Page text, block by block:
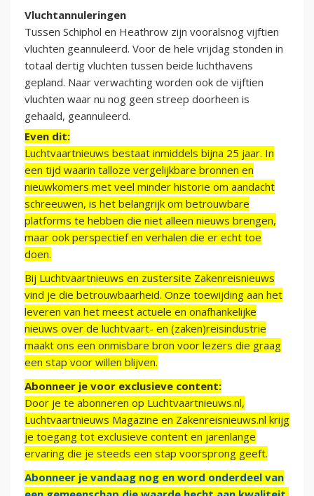
Vluchtannuleringen
Tussen Schiphol en Heathrow zijn vooralsnog vijftien
vluchten geannuleerd. Voor de hele vrijdag stonden in
totaal dertig vluchten tussen beide luchthavens
gepland. Naar verwachting worden ook de vijftien
vluchten waar nu nog geen streep doorheen is
gehaald, geannuleerd.
Even dit:
Luchtvaartnieuws bestaat inmiddels bijna 25 jaar. In
een tijd waarin talloze vergelijkbare bronnen en
nieuwkomers met veel minder historie om aandacht
schreeuwen, is het belangrijk om betrouwbare
platforms te hebben die niet alleen nieuws brengen,
maar ook perspectief en verhalen die er echt toe
doen.
Bij Luchtvaartnieuws en zustersite Zakenreisnieuws
vind je die betrouwbaarheid. Onze toewijding aan het
leveren van het meest actuele en onafhankelijke
nieuws over de luchtvaart- en (zaken)reisindustrie
maakt ons een onmisbare bron voor lezers die graag
een stap voor willen blijven.
Abonneer je voor exclusieve content:
Door je te abonneren op Luchtvaartnieuws.nl,
Luchtvaartnieuws Magazine en Zakenreisnieuws.nl krijg
je toegang tot exclusieve content en jarenlange
ervaring die je steeds een stap voorsprong geeft.
Abonneer je vandaag nog en word onderdeel van